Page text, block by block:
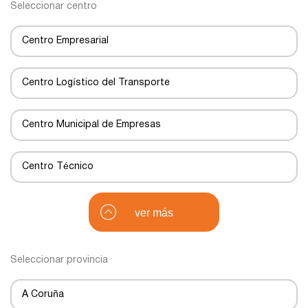
Seleccionar centro
Centro Empresarial
Centro Logístico del Transporte
Centro Municipal de Empresas
Centro Técnico
Centro de Negocios
Centro de transporte
ver más
Seleccionar provincia
A Coruña